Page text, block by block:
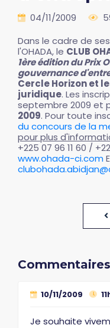
04/11/2009
Dans le cadre de
l'OHADA, le CLUB
1ère édition du Prix
gouvernance
Cercle Horizon et
juridique. Les
septembre 2009 et
2009. Pour toute
du concours de la
pour plus
+225 07 96 11 60 /
www.ohada-ci.com
Commentaires
10/11/2009
Je souhaite